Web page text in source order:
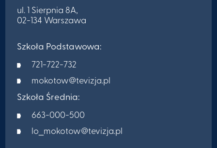
ul. 1 Sierpnia 8A,
02-134 Warszawa
Szkoła Podstawowa:
721-722-732
mokotow@tevizja.pl
Szkoła Średnia:
663-000-500
lo_mokotow@tevizja.pl